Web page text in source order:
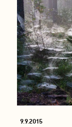
9.9.2015